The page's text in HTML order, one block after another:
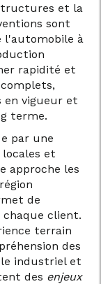
et la
sont
l'automobile à
rapidité et
en vigueur et
terme.
par une
et
approche les
de
chaque client.
terrain
des
industriel et
des enjeux